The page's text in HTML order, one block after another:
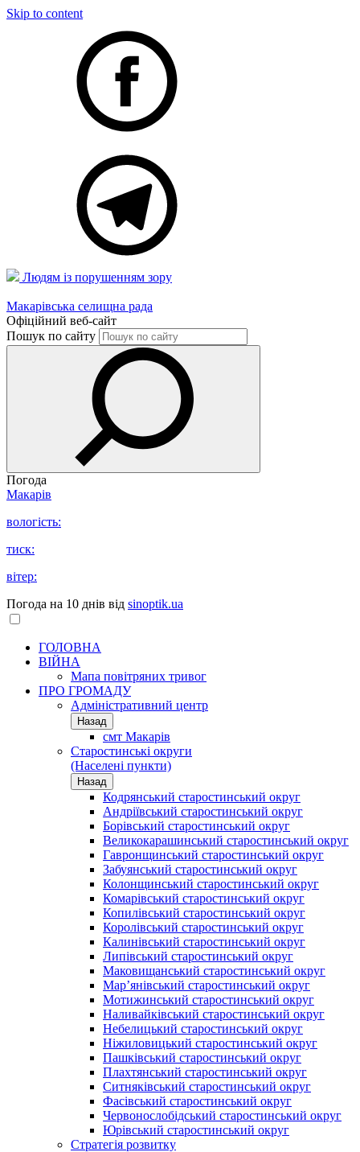
Skip to content
Людям із порушенням зору
Макарівська селищна рада
Офіційний веб-сайт
Пошук по сайту
Погода
Макарів
вологість:
тиск:
вітер:
Погода на 10 днів від sinoptik.ua
ГОЛОВНА
ВІЙНА
Мапа повітряних тривог
ПРО ГРОМАДУ
Aдміністративний центр
Назад
смт Макарів
Старостинські округи
(Населені пункти)
Назад
Кодрянський старостинський округ
Андріївський старостинський округ
Борівський старостинський округ
Великокарашинський старостинський округ
Гавронщинський старостинський округ
Забуянський старостинський округ
Колонщинський старостинський округ
Комарівський старостинський округ
Копилівський старостинський округ
Королівський старостинський округ
Калинівський старостинський округ
Липівський старостинський округ
Маковищанський старостинський округ
Мар’янівський старостинський округ
Мотижинський старостинський округ
Наливайківський старостинський округ
Небелицький старостинський округ
Ніжиловицький старостинський округ
Пашківський старостинський округ
Плахтянський старостинський округ
Ситняківський старостинський округ
Фасівський старостинський округ
Червонослобідський старостинський округ
Юрівський старостинський округ
Стратегія розвитку